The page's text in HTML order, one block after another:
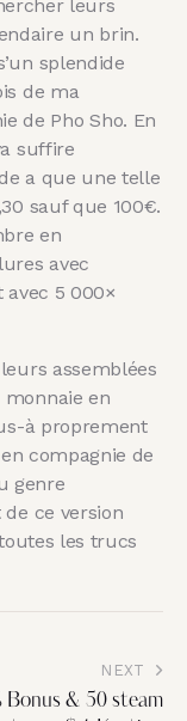
leurs
un brin.
splendide
de ma
de Pho Sho. En
suffire
a que une telle
sauf que 100€.
en
avec
5 000×
assemblées
en
à proprement
compagnie de
genre
ce version
les trucs
NEXT
Bonus & 50 steam